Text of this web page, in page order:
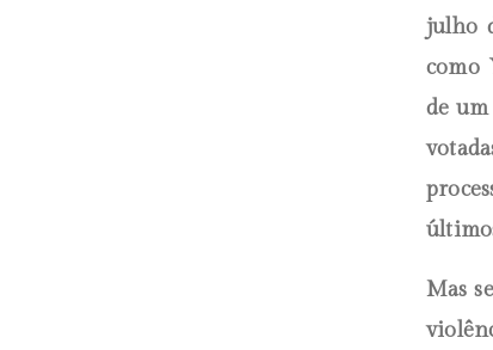
julho
como
de
Mas